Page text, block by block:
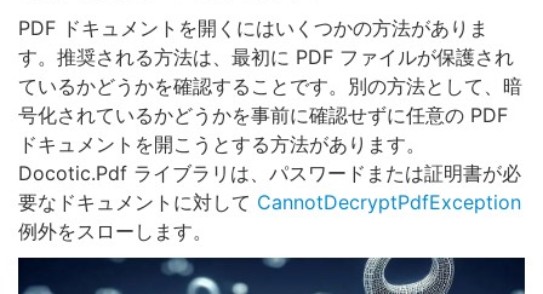
PDF ドキュメントを開くにはいくつかの方法がありま
す。推奨される方法は、最初に PDF ファイルが保護され
ているかどうかを確認することです。別の方法として、暗
号化されているかどうかを事前に確認せずに任意の PDF
ドキュメントを開こうとする方法があります。
Docotic.Pdf ライブラリは、パスワードまたは証明書が必
要なドキュメントに対して CannotDecryptPdfException
例外をスローします。